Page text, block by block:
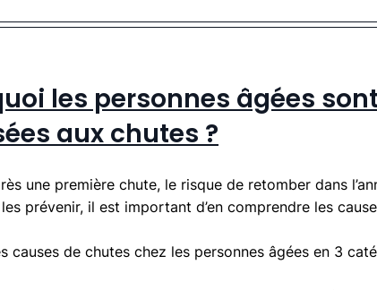
les personnes âgées
aux chutes ?
une première chute, le risque de retomber dans
prévenir, il est important d’en comprendre les
causes de chutes chez les personnes âgées en 3